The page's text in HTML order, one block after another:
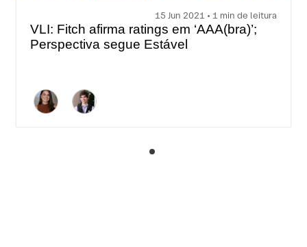
15 Jun 2021 • 1 min de leitura
VLI: Fitch afirma ratings em ‘AAA(bra)’;
Perspectiva segue Estável